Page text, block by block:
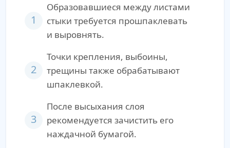
1
Образовавшиеся между листами
стыки требуется прошпаклевать
и выровнять.
2
Точки крепления, выбоины,
трещины также обрабатывают
шпаклевкой.
3
После высыхания слоя
рекомендуется зачистить его
наждачной бумагой.